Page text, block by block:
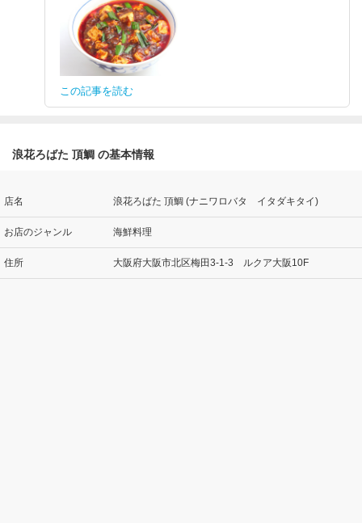
この記事を読む
浪花ろばた 頂鯛 の基本情報
店名 浪花ろばた 頂鯛 (ナニワロバタ イタダキタイ)
お店のジャンル 海鮮料理
住所 大阪府大阪市北区梅田3-1-3 ルクア大阪10F